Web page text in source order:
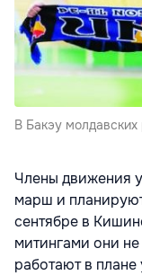
В Бакэу молдавских
Члены движения
марш и
сентябре в
митингами они
работают в плане